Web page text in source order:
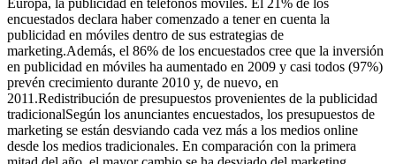
Europa, la publicidad en teléfonos móviles. El 21% de los
encuestados declara haber comenzado a tener en cuenta la
publicidad en móviles dentro de sus estrategias de
marketing.Además, el 86% de los encuestados cree que la inversión
en publicidad en móviles ha aumentado en 2009 y casi todos (97%)
prevén crecimiento durante 2010 y, de nuevo, en
2011.Redistribución de presupuestos provenientes de la publicidad
tradicionalSegún los anunciantes encuestados, los presupuestos de
marketing se están desviando cada vez más a los medios online
desde los medios tradicionales. En comparación con la primera